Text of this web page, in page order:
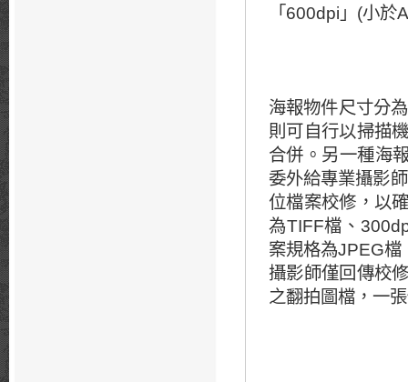
「600dpi」(小
海報物件尺寸分
則可自行以掃描
合併。另一種海
委外給專業攝影
位檔案校修，以
為TIFF檔、
案規格為JPEG
攝影師僅回傳校
之翻拍圖檔，一